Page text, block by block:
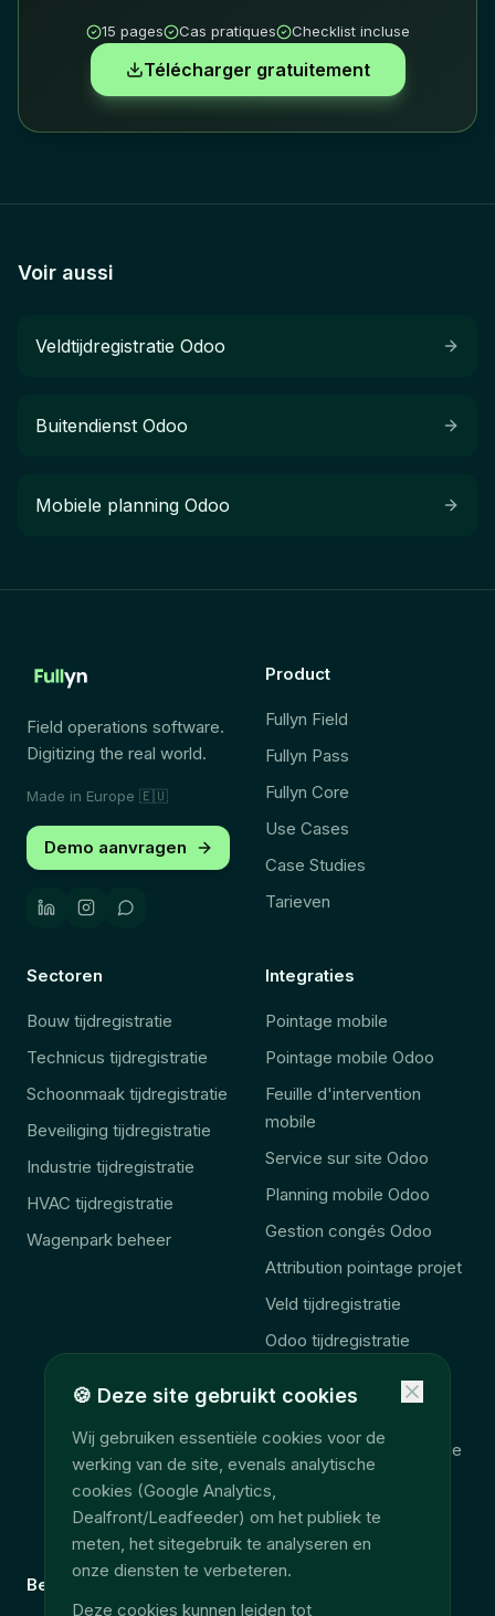
15 pages Cas pratiques Checklist incluse
Télécharger gratuitement
Voir aussi
Veldtijdregistratie Odoo
Buitendienst Odoo
Mobiele planning Odoo
Field operations software.
Digitizing the real world.
Made in Europe 🇪🇺
Demo aanvragen
Product
Fullyn Field
Fullyn Pass
Fullyn Core
Use Cases
Case Studies
Tarieven
Sectoren
Bouw tijdregistratie
Technicus tijdregistratie
Schoonmaak tijdregistratie
Beveiliging tijdregistratie
Industrie tijdregistratie
HVAC tijdregistratie
Wagenpark beheer
Integraties
Pointage mobile
Pointage mobile Odoo
Feuille d'intervention
mobile
Service sur site Odoo
Planning mobile Odoo
Gestion congés Odoo
Attribution pointage projet
Veld tijdregistratie
Odoo tijdregistratie
Odoo veld aanvulling
Consolidation télématique
Accès données terrain
EU Data Act
Bedrijf
🍪 Deze site gebruikt cookies
Wij gebruiken essentiële cookies voor de
werking van de site, evenals analytische
cookies (Google Analytics,
Dealfront/Leadfeeder) om het publiek te
meten, het sitegebruik te analyseren en
onze diensten te verbeteren.
Deze cookies kunnen leiden tot